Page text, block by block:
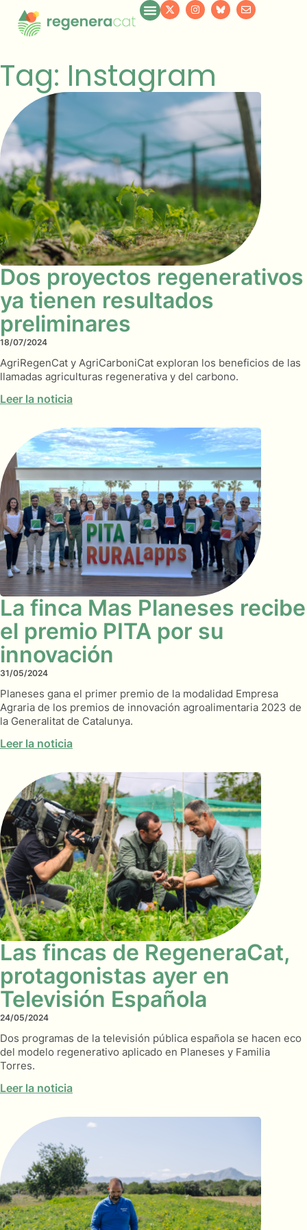
Tag: Instagram
Dos proyectos regenerativos
ya tienen resultados
preliminares
18/07/2024
AgriRegenCat y AgriCarboniCat exploran los beneficios de las
llamadas agriculturas regenerativa y del carbono.
Leer la noticia
La finca Mas Planeses recibe
el premio PITA por su
innovación
31/05/2024
Planeses gana el primer premio de la modalidad Empresa
Agraria de los premios de innovación agroalimentaria 2023 de
la Generalitat de Catalunya.
Leer la noticia
Las fincas de RegeneraCat,
protagonistas ayer en
Televisión Española
24/05/2024
Dos programas de la televisión pública española se hacen eco
del modelo regenerativo aplicado en Planeses y Familia
Torres.
Leer la noticia